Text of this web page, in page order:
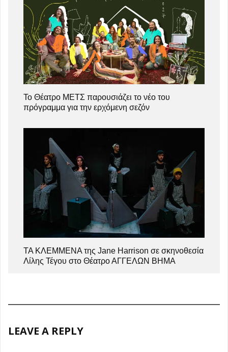
Το Θέατρο ΜΕΤΣ παρουσιάζει το νέο του
πρόγραμμα για την ερχόμενη σεζόν
ΤΑ ΚΛΕΜΜΕΝΑ της Jane Harrison σε σκηνοθεσία
Λίλης Τέγου στο Θέατρο ΑΓΓΕΛΩΝ ΒΗΜΑ
LEAVE A REPLY